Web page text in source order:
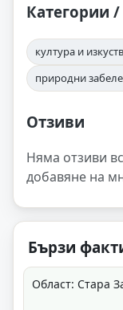
Категории /
култура и
природни
Отзиви
Няма отзиви
добавяне на
Бързи
Област: Стара